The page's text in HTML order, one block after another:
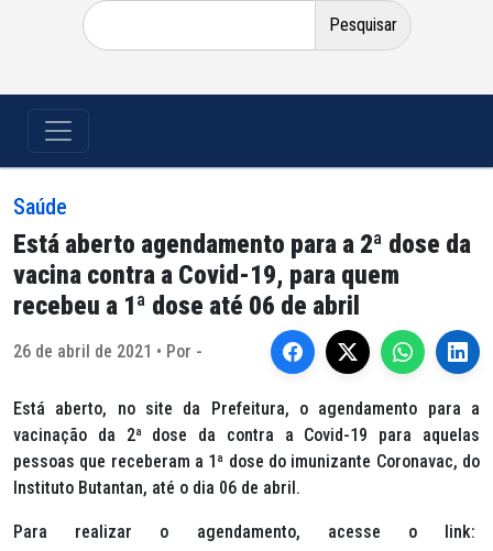
Pesquisar
por:
Saúde
Está aberto agendamento para a 2ª dose da
vacina contra a Covid-19, para quem
recebeu a 1ª dose até 06 de abril
26 de abril de 2021 • Por -
Está aberto, no site da Prefeitura, o agendamento para a
vacinação da 2ª dose da contra a Covid-19 para aquelas
pessoas que receberam a 1ª dose do imunizante Coronavac, do
Instituto Butantan, até o dia 06 de abril.
Para realizar o agendamento, acesse o link: